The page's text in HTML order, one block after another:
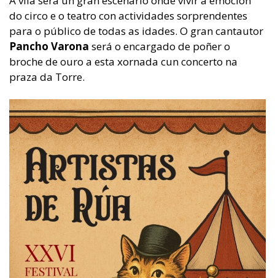
do circo e o teatro con actividades sorprendentes
para o público de todas as idades. O gran cantautor
Pancho Varona será o encargado de poñer o
broche de ouro a esta xornada cun concerto na
praza da Torre.